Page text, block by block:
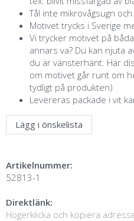
Tål inte mikrovågsugn
Motivet trycks i Sverige
Vi trycker motivet på
annars va? Du kan njuta
du är vänsterhänt. Här
om motivet går runt om
tydligt på produkten)
Levereras packade i vit
Lägg i önskelista
Artikelnummer:
52813-1
Direktlänk:
Högerklicka och kopiera